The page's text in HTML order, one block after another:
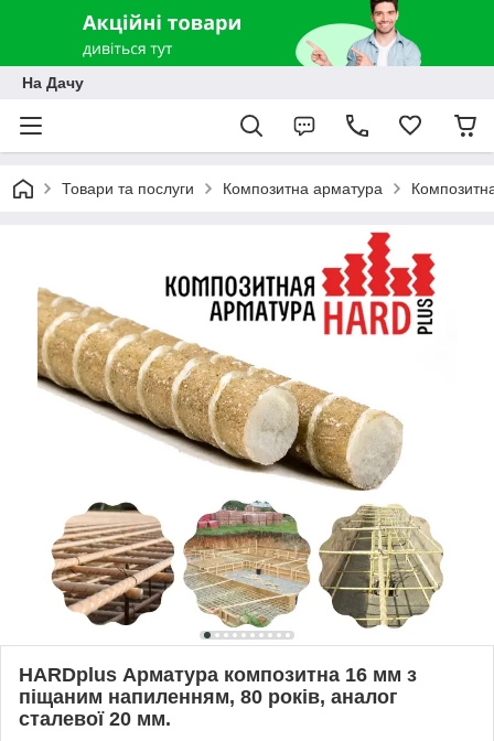
На Дачу
Товари та послуги Композитна арматура
HARDplus Арматура композитна 16 мм з
піщаним напиленням, 80 років, аналог
сталевої 20 мм.